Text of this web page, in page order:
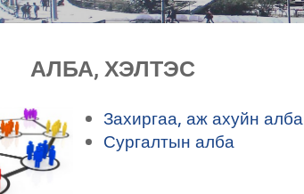
АЛБА, ХЭЛТЭС
Захиргаа, аж ахуйн алба
Сургалтын алба